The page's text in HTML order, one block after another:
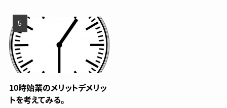
10時始業のメリットデメリッ
トを考えてみる。